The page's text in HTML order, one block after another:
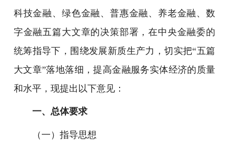
科技金融、绿色金融、普惠金融、养老金融、数
字金融五篇大文章的决策部署，在中央金融委的
统筹指导下，围绕发展新质生产力，切实把“五篇
大文章”落地落细，提高金融服务实体经济的质量
和水平，现提出以下意见：
一、总体要求
（一）指导思想